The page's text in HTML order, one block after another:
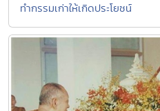
ทำกรรมเก่าให้เกิดประโยชน์